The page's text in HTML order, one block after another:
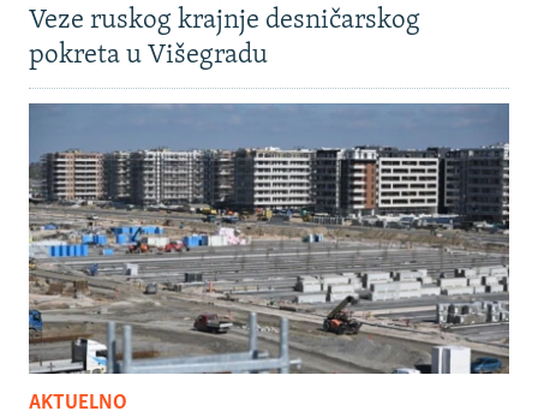
Veze ruskog krajnje desničarskog
pokreta u Višegradu
AKTUELNO